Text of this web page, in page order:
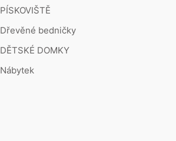
PÍSKOVIŠTĚ
Dřevěné bedničky
DĚTSKÉ DOMKY
Nábytek